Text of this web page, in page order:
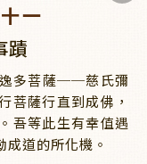
一
蹟
多菩薩──慈氏彌
菩薩行直到成佛，
吾等此生有幸值遇
道的所化機。